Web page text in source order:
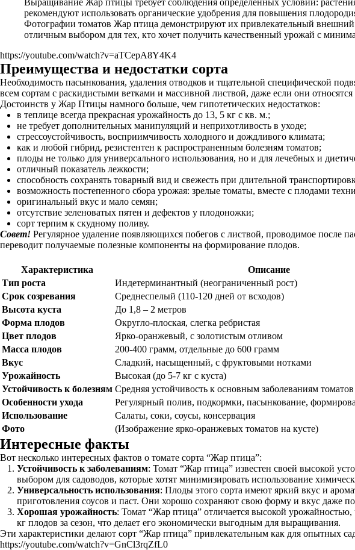
Выращивание Жар птицы требует соблюдения определенных условий:
рекомендуют использовать органические удобрения для повышения
Фотографии томатов Жар птица демонстрируют их привлекательный внешний
отличным выбором для тех, кто хочет получить качественный урожай с
https://youtube.com/watch?v=aTCepA8Y4K4
Преимущества и недостатки сорта
Необходимость пасынкования, удаления отводков и тщательной специфической
всем сортам с раскидистыми ветками и массивной листвой, даже если они
Достоинств у Жар Птицы намного больше, чем гипотетических недостатков:
в теплице всегда прекрасная урожайность до 13, 5 кг с кв. м.;
не требует дополнительных манипуляций и неприхотливость в уходе;
стрессоустойчивость, восприимчивость холодного и дождливого климата;
как и любой гибрид, резистентен к распространенным болезням томатов;
плоды не только для универсального использования, но и для лечебных и
отличный показатель лежкости;
способность сохранять товарный вид и свежесть при длительной
возможность постепенного сбора урожая: зрелые томаты, вместе с плодами
оригинальный вкус и мало семян;
отсутствие зеленоватых пятен и дефектов у плодоножки;
сорт терпим к скудному поливу.
Совет! Регулярное удаление появляющихся побегов с листвой, проводимое после
переводит получаемые полезные компоненты на формирование плодов.
Характеристика Описание
Тип роста
Индетерминантный (неограниченный рост)
Срок созревания
Среднеспелый (110-120 дней от всходов)
Высота куста
До 1,8 – 2 метров
Форма плодов
Округло-плоская, слегка ребристая
Цвет плодов
Ярко-оранжевый, с золотистым отливом
Масса плодов
200-400 грамм, отдельные до 600 грамм
Вкус
Сладкий, насыщенный, с фруктовыми нотками
Урожайность
Высокая (до 5-7 кг с куста)
Устойчивость к болезням Средняя устойчивость к основным заболеваниям томатов
Особенности ухода
Регулярный полив, подкормки, пасынкование,
Использование
Салаты, соки, соусы, консервация
Фото
(Изображение ярко-оранжевых томатов на кусте)
Интересные факты
Вот несколько интересных фактов о томате сорта “Жар птица”:
Устойчивость к заболеваниям: Томат “Жар птица” известен своей высокой
выбором для садоводов, которые хотят минимизировать использование
Универсальность использования: Плоды этого сорта имеют яркий вкус и
приготовления соусов и паст. Они хорошо сохраняют свою форму и вкус даже
Хорошая урожайность: Томат “Жар птица” отличается высокой
кг плодов за сезон, что делает его экономически выгодным для выращивания.
Эти характеристики делают сорт “Жар птица” привлекательным как для опытных
https://youtube.com/watch?v=GnCl3rqZfL0